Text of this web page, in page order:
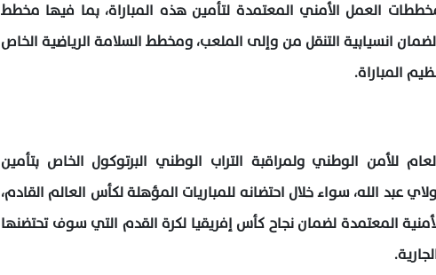
العمل الأمني المعتمدة لتأمين هذه المباراة، بما فيها مخطط
انسيابية التنقل من وإلى الملعب، ومخطط السلامة الرياضية الخاص
المباراة.
للأمن الوطني ولمراقبة التراب الوطني البرتوكول الخاص بتأمين
عبد الله، سواء خلال احتضانه للمباريات المؤهلة لكأس العالم القادم،
المعتمدة لضمان نجاح كأس إفريقيا لكرة القدم التي سوف تحتضنها